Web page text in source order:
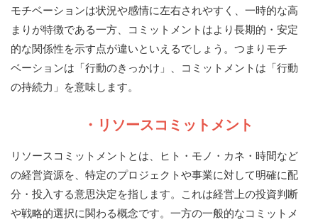
モチベーションは状況や感情に左右されやすく、一時的な高
まりが特徴である一方、コミットメントはより長期的・安定
的な関係性を示す点が違いといえるでしょう。つまりモチ
ベーションは「行動のきっかけ」、コミットメントは「行動
の持続力」を意味します。
・リソースコミットメント
リソースコミットメントとは、ヒト・モノ・カネ・時間など
の経営資源を、特定のプロジェクトや事業に対して明確に配
分・投入する意思決定を指します。これは経営上の投資判断
や戦略的選択に関わる概念です。一方の一般的なコミットメ